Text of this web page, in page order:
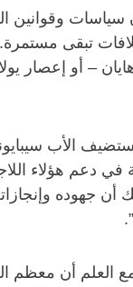
وقوانين
تبقى مستمرة.
– أو إعصار
الأب
دعم هؤلاء
أن جهوده
مع العلم أن